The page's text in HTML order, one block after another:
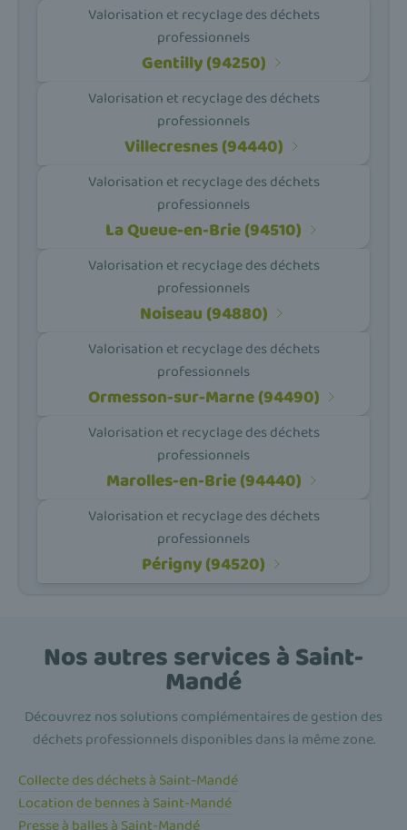
Valorisation et recyclage des déchets
professionnels
Gentilly (94250)
Valorisation et recyclage des déchets
professionnels
Villecresnes (94440)
Valorisation et recyclage des déchets
professionnels
La Queue-en-Brie (94510)
Valorisation et recyclage des déchets
professionnels
Noiseau (94880)
Valorisation et recyclage des déchets
professionnels
Ormesson-sur-Marne (94490)
Valorisation et recyclage des déchets
professionnels
Marolles-en-Brie (94440)
Valorisation et recyclage des déchets
professionnels
Périgny (94520)
Nos autres services à Saint-
Mandé
Découvrez nos solutions complémentaires de gestion des
déchets professionnels disponibles dans la même zone.
Collecte des déchets à Saint-Mandé
Location de bennes à Saint-Mandé